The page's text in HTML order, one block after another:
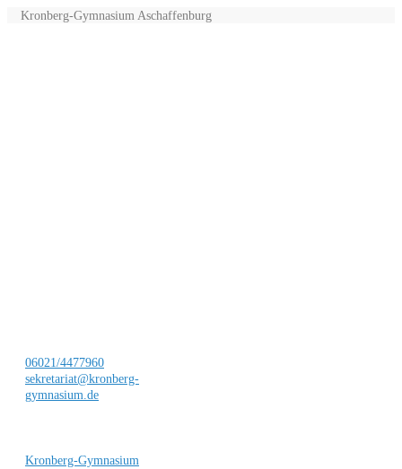
Kronberg-Gymnasium Aschaffenburg
06021/4477960
sekretariat@kronberg-
gymnasium.de
Kronberg-Gymnasium